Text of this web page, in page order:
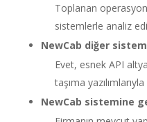
Toplanan
sistemlerle analiz
NewCab diğer
Evet, esnek API
taşıma
NewCab sistemine